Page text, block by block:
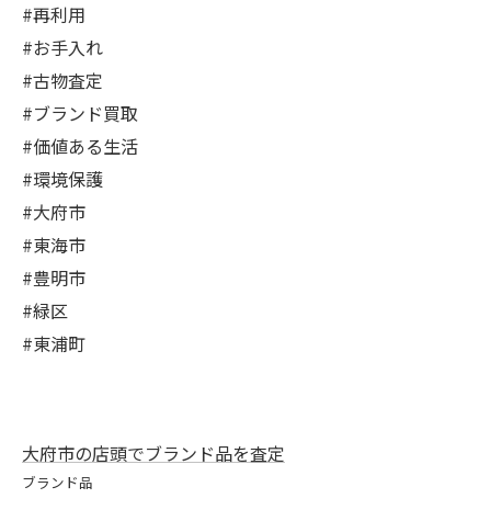
#再利用
#お手入れ
#古物査定
#ブランド買取
#価値ある生活
#環境保護
#大府市
#東海市
#豊明市
#緑区
#東浦町
大府市の店頭でブランド品を査定
ブランド品